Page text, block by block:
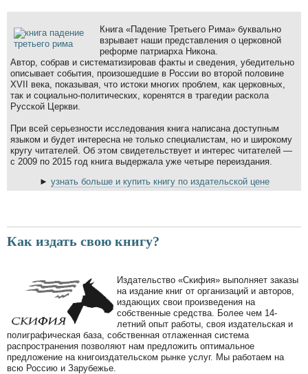
Книга «Падение Третьего Рима» буквально
взрывает наши представления о церковной
реформе патриарха Никона.
Автор, собрав и систематизировав факты и сведения, убедительно
описывает события, произошедшие в России во второй половине
XVII века, показывая, что истоки многих проблем, как церковных,
так и социально-политических, коренятся в трагедии раскола
Русской Церкви.
При всей серьезности исследования книга написана доступным
языком и будет интересна не только специалистам, но и широкому
кругу читателей. Об этом свидетельствует и интерес читателей —
с 2009 по 2015 год книга выдержала уже четыре переиздания.
► узнать больше и купить книгу по издательской цене
Как издать свою книгу?
Издательство «Скифия» выполняет заказы
на издание книг от организаций и авторов,
издающих свои произведения на
собственные средства. Более чем 14-
летний опыт работы, своя издательская и
полиграфическая база, собственная отлаженная система
распространения позволяют нам предложить оптимальное
предложение на книгоиздательском рынке услуг. Мы работаем на
всю Россию и Зарубежье.